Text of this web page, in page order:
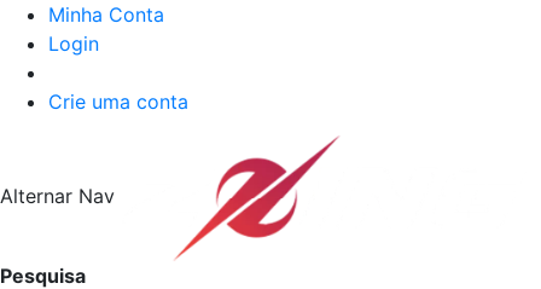
Minha Conta
Login
Crie uma conta
Alternar Nav
Pesquisa